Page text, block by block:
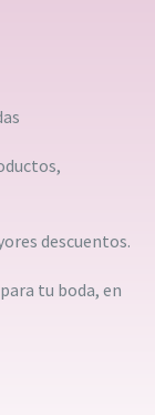
descuentos.
tu boda, en